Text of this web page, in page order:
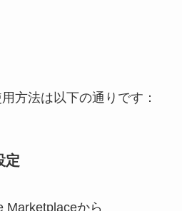
方法は以下の通りです：
定
Marketplaceから